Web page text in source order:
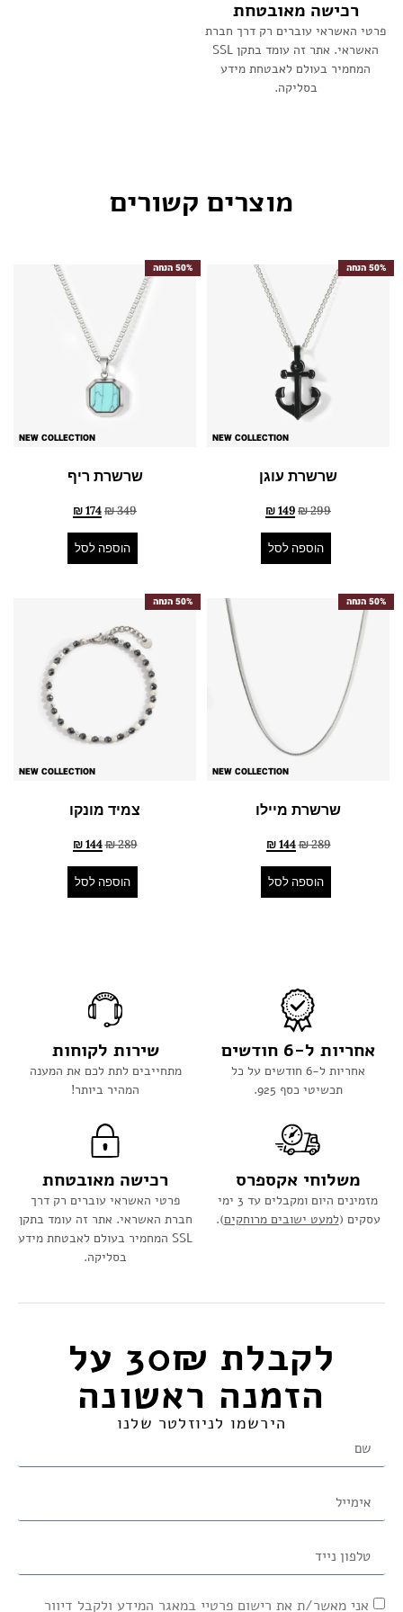
רכישה מאובטחת
פרטי האשראי עוברים רק דרך חברת
האשראי. אתר זה עומד בתקן SSL
המחמיר בעולם לאבטחת מידע
בסליקה.
מוצרים קשורים
50% הנחה
NEW COLLECTION
שרשרת עוגן
₪299
₪149
הוספה לסל
50% הנחה
NEW COLLECTION
שרשרת ריף
₪349
₪174
הוספה לסל
50% הנחה
NEW COLLECTION
שרשרת מיילו
₪289
₪144
הוספה לסל
50% הנחה
NEW COLLECTION
צמיד מונקו
₪289
₪144
הוספה לסל
אחריות ל-6 חודשים
אחריות ל-6 חודשים על כל
תכשיטי כסף 925.
שירות לקוחות
מתחייבים לתת לכם את המענה
המהיר ביותר!
משלוחי אקספרס
מזמינים היום ומקבלים עד 3 ימי
עסקים (למעט ישובים מרוחקים).
רכישה מאובטחת
פרטי האשראי עוברים רק דרך
חברת האשראי. אתר זה עומד בתקן
SSL המחמיר בעולם לאבטחת מידע
בסליקה.
לקבלת 30₪ על
הזמנה ראשונה​
הירשמו לניוזלטר שלנו
אני מאשר/ת את רישום פרטיי במאגר המידע ולקבל דיוור